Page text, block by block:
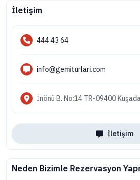
İletişim
444 43 64
info@gemiturlari.com
İnönü B. No:14 TR-09400
İletişim
Neden Bizimle Rezervasyon